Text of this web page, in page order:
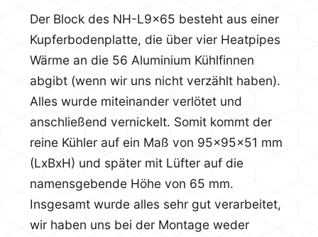
Der Block des NH-L9x65 besteht aus einer
Kupferbodenplatte, die über vier Heatpipes
Wärme an die 56 Aluminium Kühlfinnen
abgibt (wenn wir uns nicht verzählt haben).
Alles wurde miteinander verlötet und
anschließend vernickelt. Somit kommt der
reine Kühler auf ein Maß von 95x95x51 mm
(LxBxH) und später mit Lüfter auf die
namensgebende Höhe von 65 mm.
Insgesamt wurde alles sehr gut verarbeitet,
wir haben uns bei der Montage weder